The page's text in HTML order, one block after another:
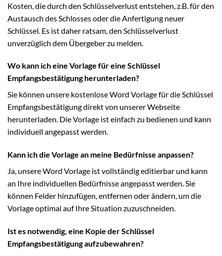
Kosten, die durch den Schlüsselverlust entstehen, z.B. für den
Austausch des Schlosses oder die Anfertigung neuer
Schlüssel. Es ist daher ratsam, den Schlüsselverlust
unverzüglich dem Übergeber zu melden.
Wo kann ich eine Vorlage für eine Schlüssel
Empfangsbestätigung herunterladen?
Sie können unsere kostenlose Word Vorlage für die Schlüssel
Empfangsbestätigung direkt von unserer Webseite
herunterladen. Die Vorlage ist einfach zu bedienen und kann
individuell angepasst werden.
Kann ich die Vorlage an meine Bedürfnisse anpassen?
Ja, unsere Word Vorlage ist vollständig editierbar und kann
an Ihre individuellen Bedürfnisse angepasst werden. Sie
können Felder hinzufügen, entfernen oder ändern, um die
Vorlage optimal auf Ihre Situation zuzuschneiden.
Ist es notwendig, eine Kopie der Schlüssel
Empfangsbestätigung aufzubewahren?